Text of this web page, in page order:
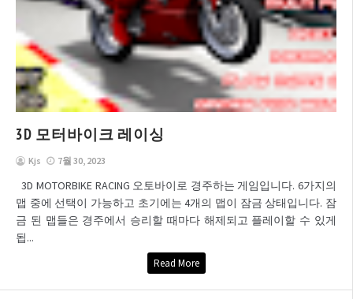
3D 모터바이크 레이싱
Kjs 7월 30, 2023
3D MOTORBIKE RACING 오토바이로 경주하는 게임입니다. 6가지의
맵 중에 선택이 가능하고 초기에는 4개의 맵이 잠금 상태입니다. 잠
금 된 맵들은 경주에서 승리할 때마다 해제되고 플레이할 수 있게
됩...
Read More